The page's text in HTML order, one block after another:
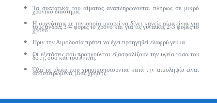
Τα συστατικά του αίματος αναπληρώνονται πλήρως σε μικρό
χρονικό διάστημα.
Η συχνότητα με την οποία μπορεί να δίνει κανείς αίμα είναι για
τους άνδρες 3-4 φορές το χρόνο και για τις γυναίκες 2-3 φορές το
χρόνο.
Πριν την Αιμοδοσία πρέπει να έχει προηγηθεί ελαφρύ γεύμα.
Οι εξετάσεις που προηγούνται εξασφαλίζουν την υγεία τόσο του
δότη, όσο και του λήπτη.
Όλα τα υλικά που χρησιμοποιούνται κατά την αιμοληψία είναι
αποστειρωμένα, μιας χρήσης.